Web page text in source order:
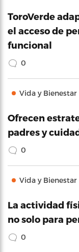
ToroVerde
el acceso de
funcional
0
Vida y Bienestar
Ofrecen
padres y
0
Vida y Bienestar
La actividad
no solo para
0